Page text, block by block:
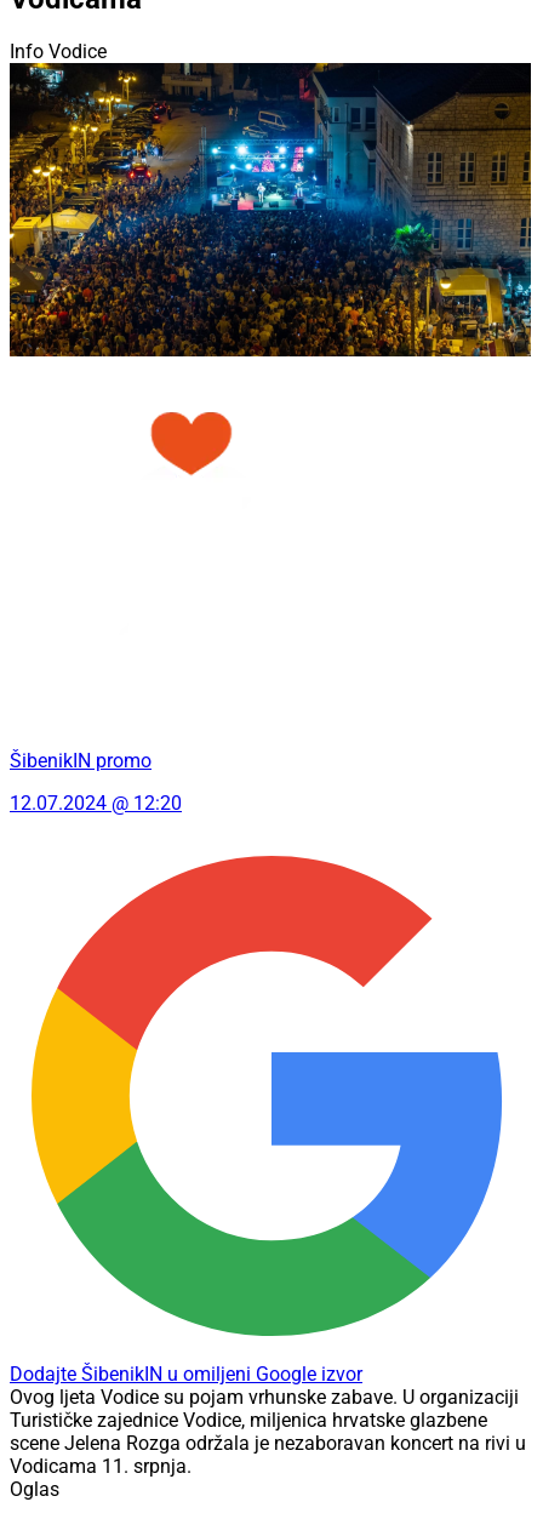
Info Vodice
ŠibenikIN promo
12.07.2024 @ 12:20
Dodajte ŠibenikIN u omiljeni Google izvor
Ovog ljeta Vodice su pojam vrhunske zabave. U organizaciji
Turističke zajednice Vodice, miljenica hrvatske glazbene
scene Jelena Rozga održala je nezaboravan koncert na rivi u
Vodicama 11. srpnja.
Oglas